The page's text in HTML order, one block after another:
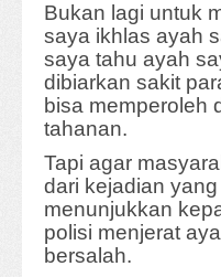
Bukan lagi untuk
saya ikhlas ayah
saya tahu ayah
dibiarkan sakit
bisa memperoleh
tahanan.
Tapi agar
dari kejadian
menunjukkan
polisi menjerat
bersalah.